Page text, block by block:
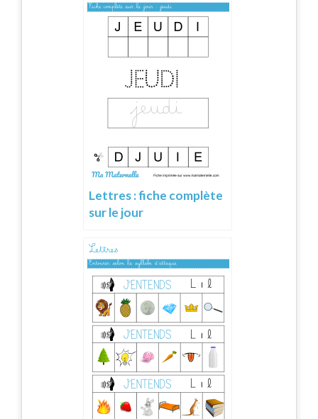
Lettres : fiche complète
sur le jour